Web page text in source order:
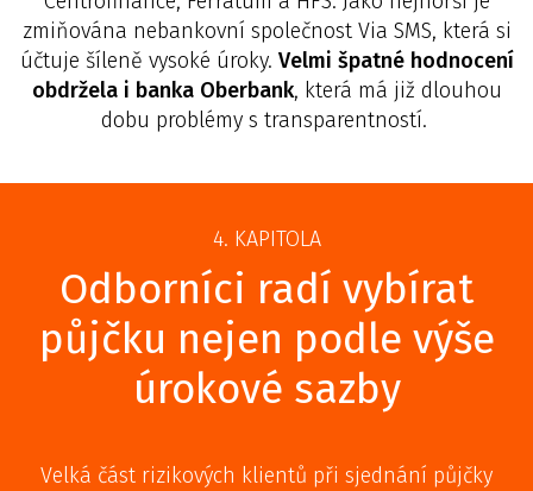
zmiňována nebankovní společnost Via SMS, která si
účtuje šíleně vysoké úroky. Velmi špatné hodnocení
obdržela i banka Oberbank, která má již dlouhou
dobu problémy s transparentností.
4. KAPITOLA
Odborníci radí vybírat
půjčku nejen podle výše
úrokové sazby
Velká část rizikových klientů při sjednání půjčky